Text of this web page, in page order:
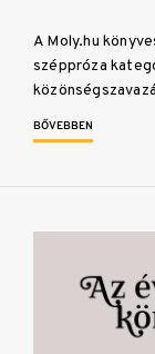
A Moly.hu
széppróza
BŐVEBBEN